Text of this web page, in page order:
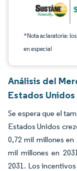
*Nota aclaratoria:
en especial
Análisis del
Estados
Se espera que el
Estados Unidos
0,72 mil millones en
mil millones en
2031. Los